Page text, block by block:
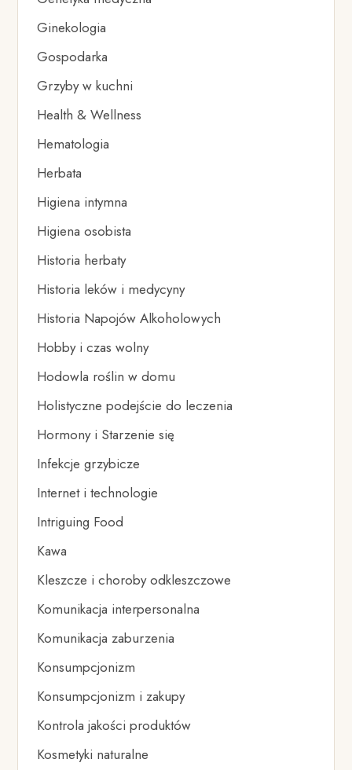
Ginekologia
Gospodarka
Grzyby w kuchni
Health & Wellness
Hematologia
Herbata
Higiena intymna
Higiena osobista
Historia herbaty
Historia leków i medycyny
Historia Napojów Alkoholowych
Hobby i czas wolny
Hodowla roślin w domu
Holistyczne podejście do leczenia
Hormony i Starzenie się
Infekcje grzybicze
Internet i technologie
Intriguing Food
Kawa
Kleszcze i choroby odkleszczowe
Komunikacja interpersonalna
Komunikacja zaburzenia
Konsumpcjonizm
Konsumpcjonizm i zakupy
Kontrola jakości produktów
Kosmetyki naturalne